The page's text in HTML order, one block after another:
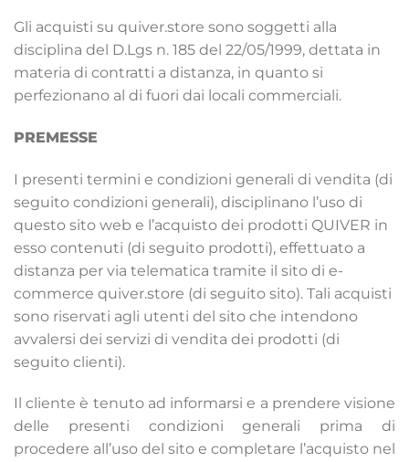
Gli acquisti su quiver.store sono soggetti alla
disciplina del D.Lgs n. 185 del 22/05/1999, dettata in
materia di contratti a distanza, in quanto si
perfezionano al di fuori dai locali commerciali.
PREMESSE
I presenti termini e condizioni generali di vendita (di
seguito condizioni generali), disciplinano l’uso di
questo sito web e l’acquisto dei prodotti QUIVER in
esso contenuti (di seguito prodotti), effettuato a
distanza per via telematica tramite il sito di e-
commerce quiver.store (di seguito sito). Tali acquisti
sono riservati agli utenti del sito che intendono
avvalersi dei servizi di vendita dei prodotti (di
seguito clienti).
Il cliente è tenuto ad informarsi e a prendere visione
delle presenti condizioni generali prima di
procedere all’uso del sito e completare l’acquisto nel